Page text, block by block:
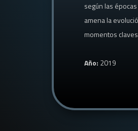
según las
amena la
momentos
Año: 2019